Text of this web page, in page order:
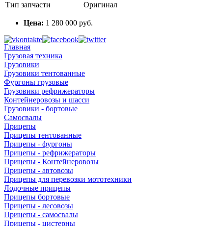
Тип запчасти
Оригинал
Цена: 1 280 000 руб.
Главная
Грузовая техника
Грузовики
Грузовики тентованные
Фургоны грузовые
Грузовики рефрижераторы
Контейнеровозы и шасси
Грузовики - бортовые
Самосвалы
Прицепы
Прицепы тентованные
Прицепы - фургоны
Прицепы - рефрижераторы
Прицепы - Контейнеровозы
Прицепы - автовозы
Прицепы для перевозки мототехники
Лодочные прицепы
Прицепы бортовые
Прицепы - лесовозы
Прицепы - самосвалы
Прицепы - цистерны